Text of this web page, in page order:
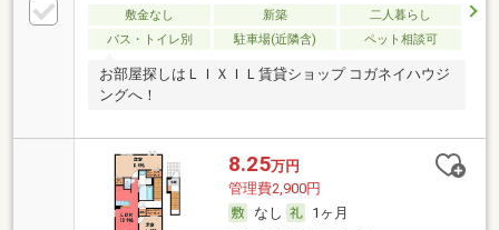
敷金なし 新築
二人暮らし
バス・トイレ別
駐車場(近隣含) ペット相談可
お部屋探しはＬＩＸＩＬ賃貸ショップ コガネイハウジ
ングへ！
8.25万円
管理費2,900円
なし
1ヶ月